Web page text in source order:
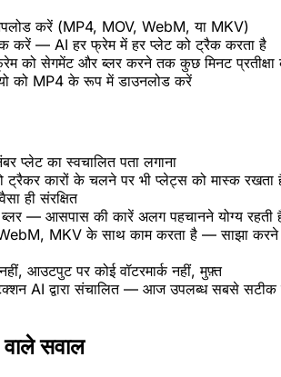
करें (MP4, MOV, WebM, या MKV)
करें — AI हर फ्रेम में हर प्लेट को ट्रैक करता है
को सेगमेंट और ब्लर करने तक कुछ मिनट प्रतीक्षा
को MP4 के रूप में डाउनलोड करें
प्लेट का स्वचालित पता लगाना
ट्रैकर कारों के चलने पर भी प्लेट्स को मास्क रखता
ही संरक्षित
ब्लर — आसपास की कारें अलग पहचानने योग्य रहती
MKV के साथ काम करता है — साझा करने
आउटपुट पर कोई वॉटरमार्क नहीं, मुफ़्त
AI द्वारा संचालित — आज उपलब्ध सबसे
सवाल